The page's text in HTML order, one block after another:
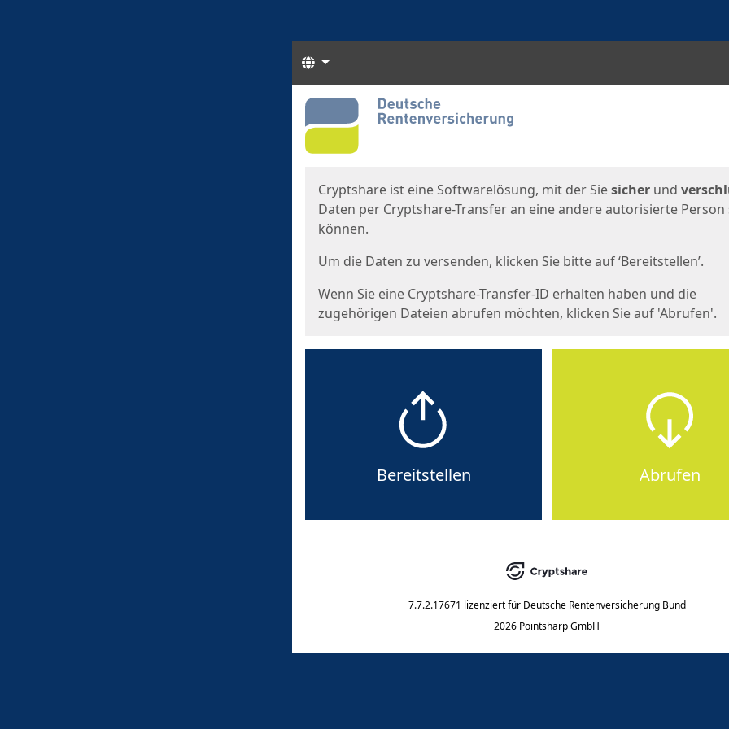
Sprachen
Start
Cryptshare ist eine Softwarelösung, mit der Siesicher und
Daten per Cryptshare-Transfer an eine andere autorisierte Person
können.
Um die Daten zu versenden, klicken Sie bitte auf ‘Bereitstellen’.
Wenn Sie eine Cryptshare-Transfer-ID erhalten haben und die
zugehörigen Dateien abrufen möchten, klicken Sie auf 'Abrufen'.
Bereitstellen Abrufen
7.7.2.17671 lizenziert für Deutsche Rentenversicherung Bund
2026 Pointsharp GmbH